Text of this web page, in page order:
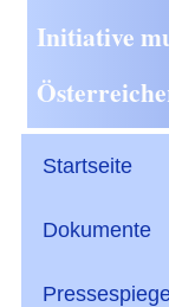
Initiative
Startseite
Dokumente